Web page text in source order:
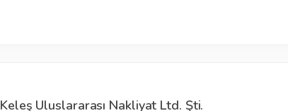
Keleş Uluslararası Nakliyat Ltd. Şti.